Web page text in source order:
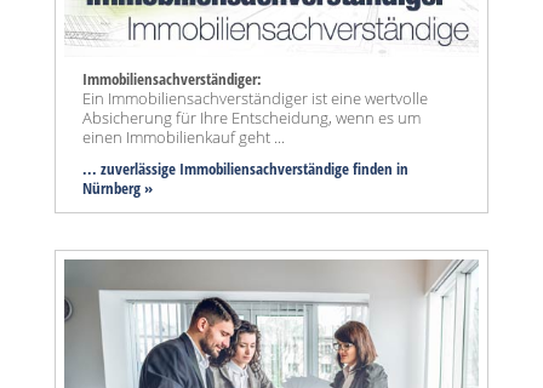
Immobiliensachverständiger:
Ein Immobiliensachverständiger ist eine wertvolle
Absicherung für Ihre Entscheidung, wenn es um
einen Immobilienkauf geht ...
... zuverlässige Immobiliensachverständige finden in
Nürnberg »